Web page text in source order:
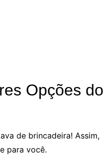
Opções do
de brincadeira! Assim,
para você.